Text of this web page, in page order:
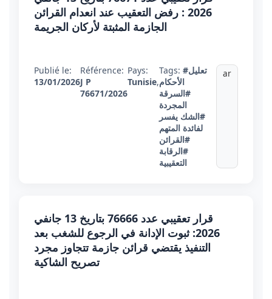
2026 : رفض التعقيب عند انعدام القرائن
الجازمة المثبتة لأركان الجريمة
Publié le:
13/01/2026
Référence:
J P
76671/2026
Pays:
Tunisie,
Tags: #تعليل
الأحكام
#السرقة
المجردة
#الشك يفسر
لفائدة المتهم
#القرائن
#الرقابة
التعقيبية
ar
قرار تعقيبي عدد 76666 بتاريخ 13 جانفي
2026: ثبوت الإدانة في الرجوع للشغب بعد
التنفيذ يقتضي قرائن جازمة تتجاوز مجرد
تصريح الشاكية